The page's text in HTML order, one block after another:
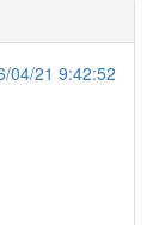
04/21 9:42:52